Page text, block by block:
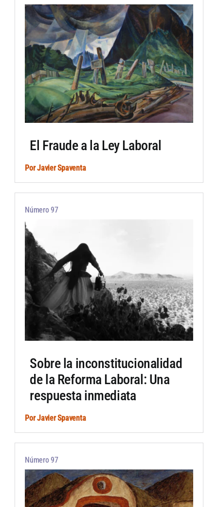
Artículos por autor
Artículos por sección
El Fraude a la Ley Laboral
PorJavier Spaventa
Número 97
Sobre la inconstitucionalidad
de la Reforma Laboral: Una
respuesta inmediata
PorJavier Spaventa
Número 97